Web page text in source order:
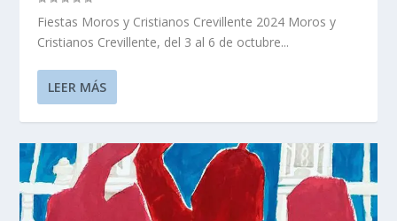
Fiestas Moros y Cristianos Crevillente 2024 Moros y
Cristianos Crevillente, del 3 al 6 de octubre...
LEER MÁS